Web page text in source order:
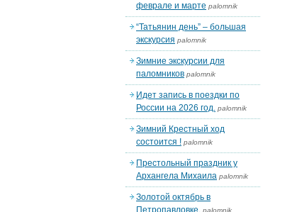
феврале и марте palomnik
“Татьянин день” – большая
экскурсия palomnik
Зимние экскурсии для
паломников palomnik
Идет запись в поездки по
России на 2026 год. palomnik
Зимний Крестный ход
состоится ! palomnik
Престольный праздник у
Архангела Михаила palomnik
Золотой октябрь в
Петропавловке. palomnik